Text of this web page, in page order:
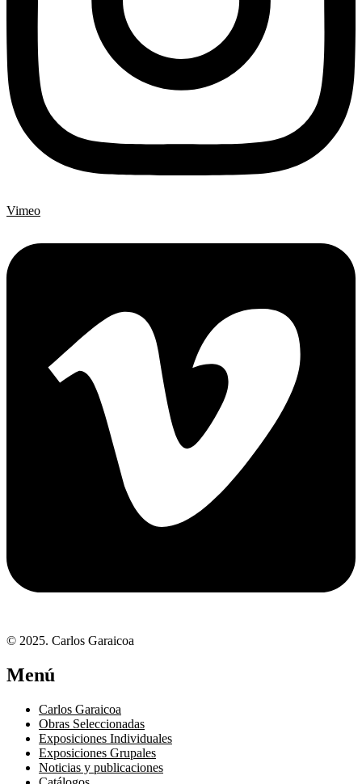
Vimeo
© 2025. Carlos Garaicoa
Menú
Carlos Garaicoa
Obras Seleccionadas
Exposiciones Individuales
Exposiciones Grupales
Noticias y publicaciones